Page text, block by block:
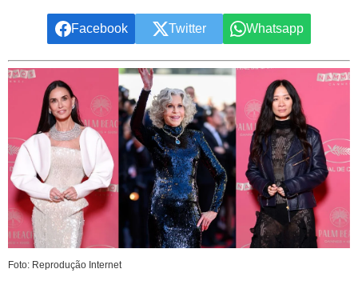
Facebook Twitter Whatsapp
Foto: Reprodução Internet